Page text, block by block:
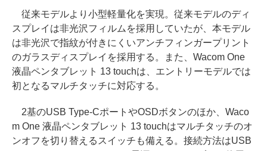
従来モデルより小型軽量化を実現。従来モデルのディ
スプレイは非光沢フィルムを採用していたが、本モデル
は非光沢で指紋が付きにくいアンチフィンガープリント
のガラスディスプレイを採用する。また、Wacom One
液晶ペンタブレット 13 touchは、エントリーモデルでは
初となるマルチタッチに対応する。
2基のUSB Type-CポートやOSDボタンのほか、Waco
m One 液晶ペンタブレット 13 touchはマルチタッチのオ
ンオフを切り替えるスイッチも備える。接続方法はUSB